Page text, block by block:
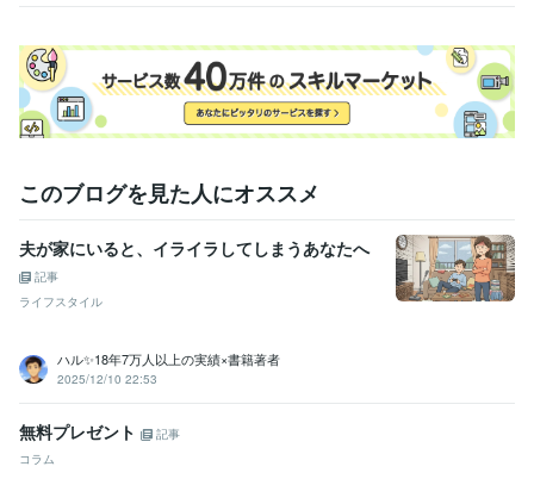
このブログを見た人にオススメ
夫が家にいると、イライラしてしまうあなたへ
記事
ライフスタイル
ハル✨18年7万人以上の実績×書籍著者
2025/12/10 22:53
無料プレゼント
記事
コラム